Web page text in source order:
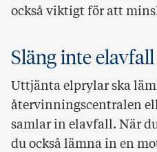
också viktigt för att
Släng inte
Uttjänta elprylar ska
återvinningscentralen
samlar in elavfall. När
du också lämna in en